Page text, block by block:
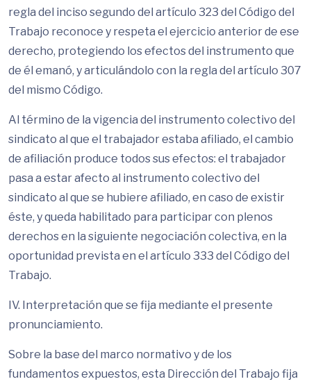
regla del inciso segundo del artículo 323 del Código del
Trabajo reconoce y respeta el ejercicio anterior de ese
derecho, protegiendo los efectos del instrumento que
de él emanó, y articulándolo con la regla del artículo 307
del mismo Código.
Al término de la vigencia del instrumento colectivo del
sindicato al que el trabajador estaba afiliado, el cambio
de afiliación produce todos sus efectos: el trabajador
pasa a estar afecto al instrumento colectivo del
sindicato al que se hubiere afiliado, en caso de existir
éste, y queda habilitado para participar con plenos
derechos en la siguiente negociación colectiva, en la
oportunidad prevista en el artículo 333 del Código del
Trabajo.
IV. Interpretación que se fija mediante el presente
pronunciamiento.
Sobre la base del marco normativo y de los
fundamentos expuestos, esta Dirección del Trabajo fija